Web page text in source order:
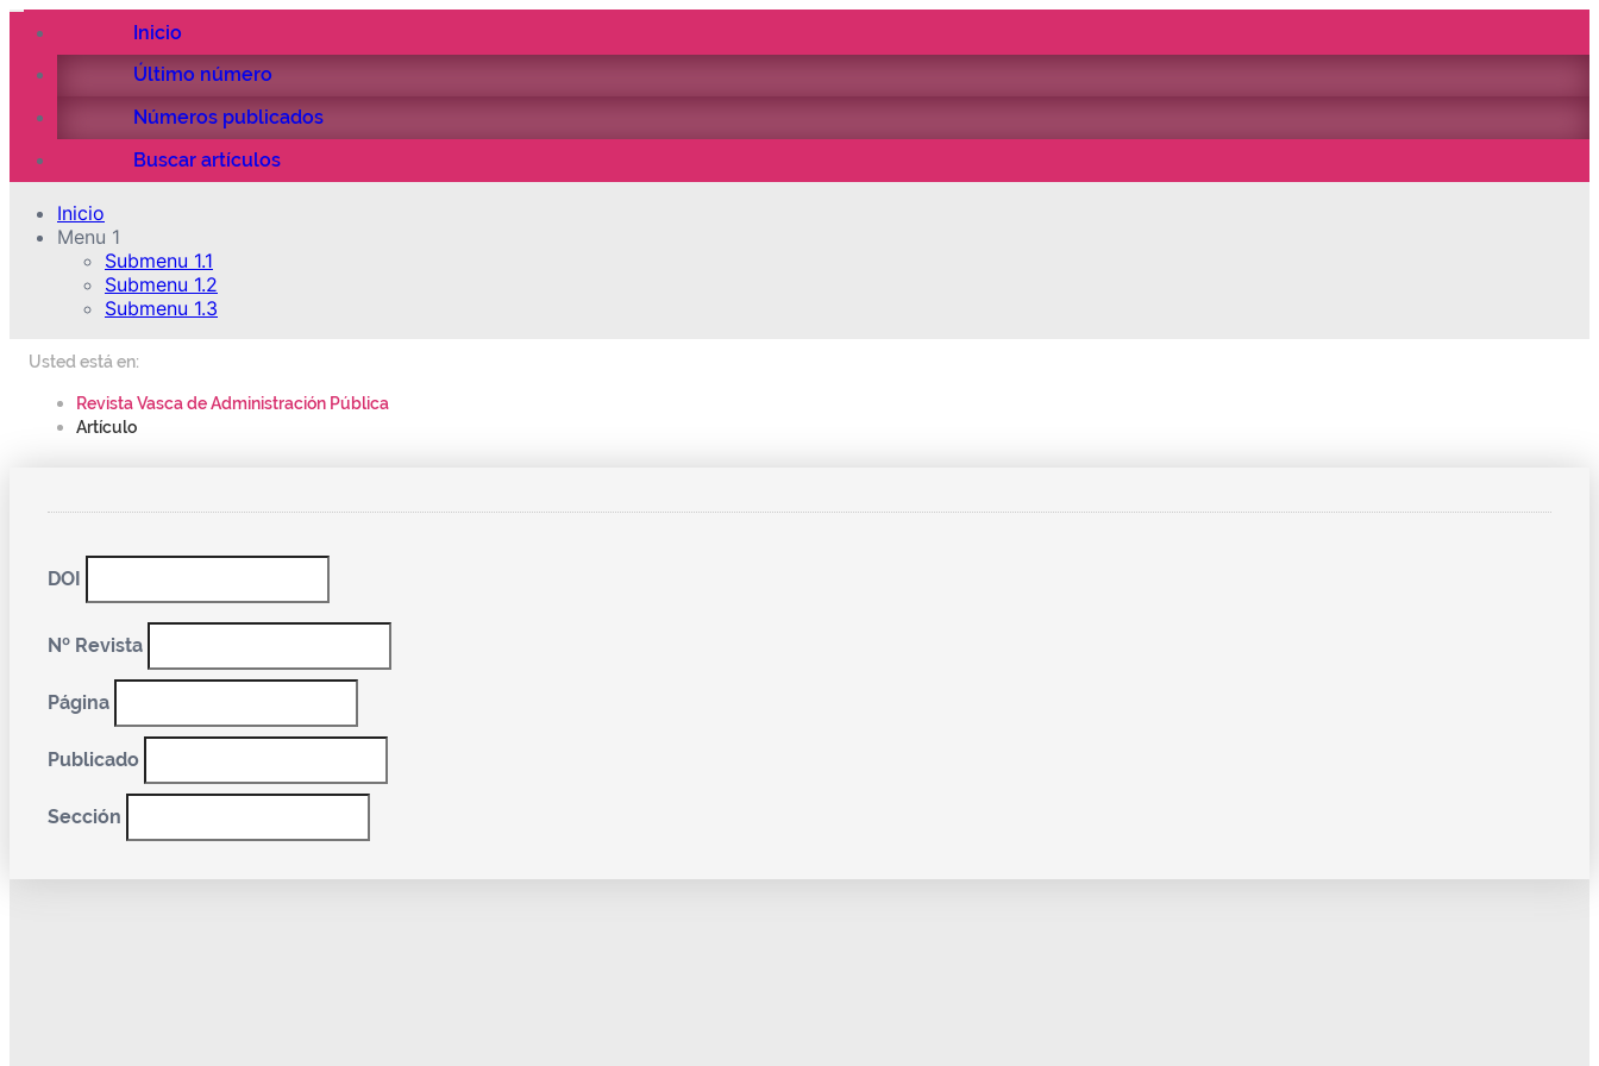
Inicio
Último número
Números publicados
Buscar artículos
Inicio
Menu 1
Submenu 1.1
Submenu 1.2
Submenu 1.3
Usted está en:
Revista Vasca de Administración Pública
Artículo
DOI
Nº Revista
Página
Publicado
Sección